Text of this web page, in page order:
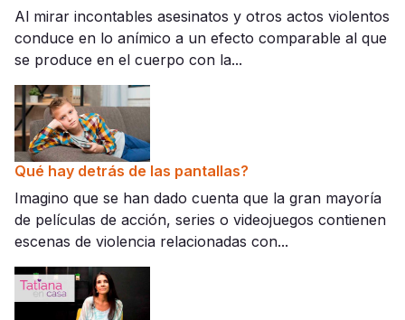
Al mirar incontables asesinatos y otros actos violentos
conduce en lo anímico a un efecto comparable al que
se produce en el cuerpo con la...
Qué hay detrás de las pantallas?
Imagino que se han dado cuenta que la gran mayoría
de películas de acción, series o videojuegos contienen
escenas de violencia relacionadas con...